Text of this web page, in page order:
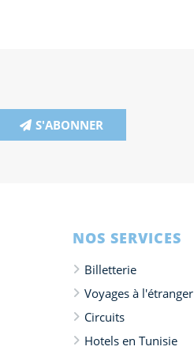
S'ABONNER
NOS SERVICES
Billetterie
Voyages à l'étranger
Circuits
Hotels en Tunisie